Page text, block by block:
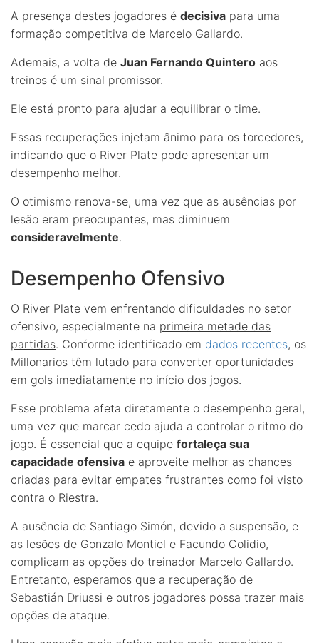
A presença destes jogadores é decisiva para uma
formação competitiva de Marcelo Gallardo.
Ademais, a volta de Juan Fernando Quintero aos
treinos é um sinal promissor.
Ele está pronto para ajudar a equilibrar o time.
Essas recuperações injetam ânimo para os torcedores,
indicando que o River Plate pode apresentar um
desempenho melhor.
O otimismo renova-se, uma vez que as ausências por
lesão eram preocupantes, mas diminuem
consideravelmente.
Desempenho Ofensivo
O River Plate vem enfrentando dificuldades no setor
ofensivo, especialmente na primeira metade das
partidas. Conforme identificado em dados recentes, os
Millonarios têm lutado para converter oportunidades
em gols imediatamente no início dos jogos.
Esse problema afeta diretamente o desempenho geral,
uma vez que marcar cedo ajuda a controlar o ritmo do
jogo. É essencial que a equipe fortaleça sua
capacidade ofensiva e aproveite melhor as chances
criadas para evitar empates frustrantes como foi visto
contra o Riestra.
A ausência de Santiago Simón, devido a suspensão, e
as lesões de Gonzalo Montiel e Facundo Colidio,
complicam as opções do treinador Marcelo Gallardo.
Entretanto, esperamos que a recuperação de
Sebastián Driussi e outros jogadores possa trazer mais
opções de ataque.